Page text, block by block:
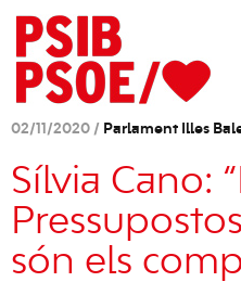
02/11/2020 / Parlament Illes
Sílvia Cano:
són els